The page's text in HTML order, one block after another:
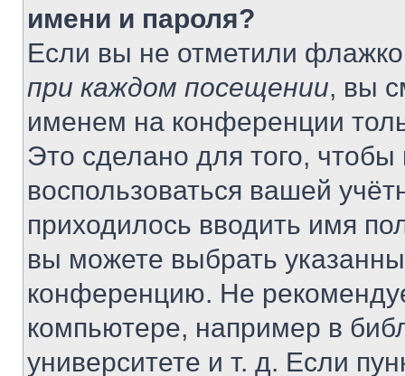
имени и пароля?
Если вы не отметили
при каждом посещении, вы
именем на конференции
Это сделано для того, чтобы
воспользоваться вашей
приходилось вводить имя
вы можете выбрать
конференцию. Не
компьютере, например в
университете и т. д. Если